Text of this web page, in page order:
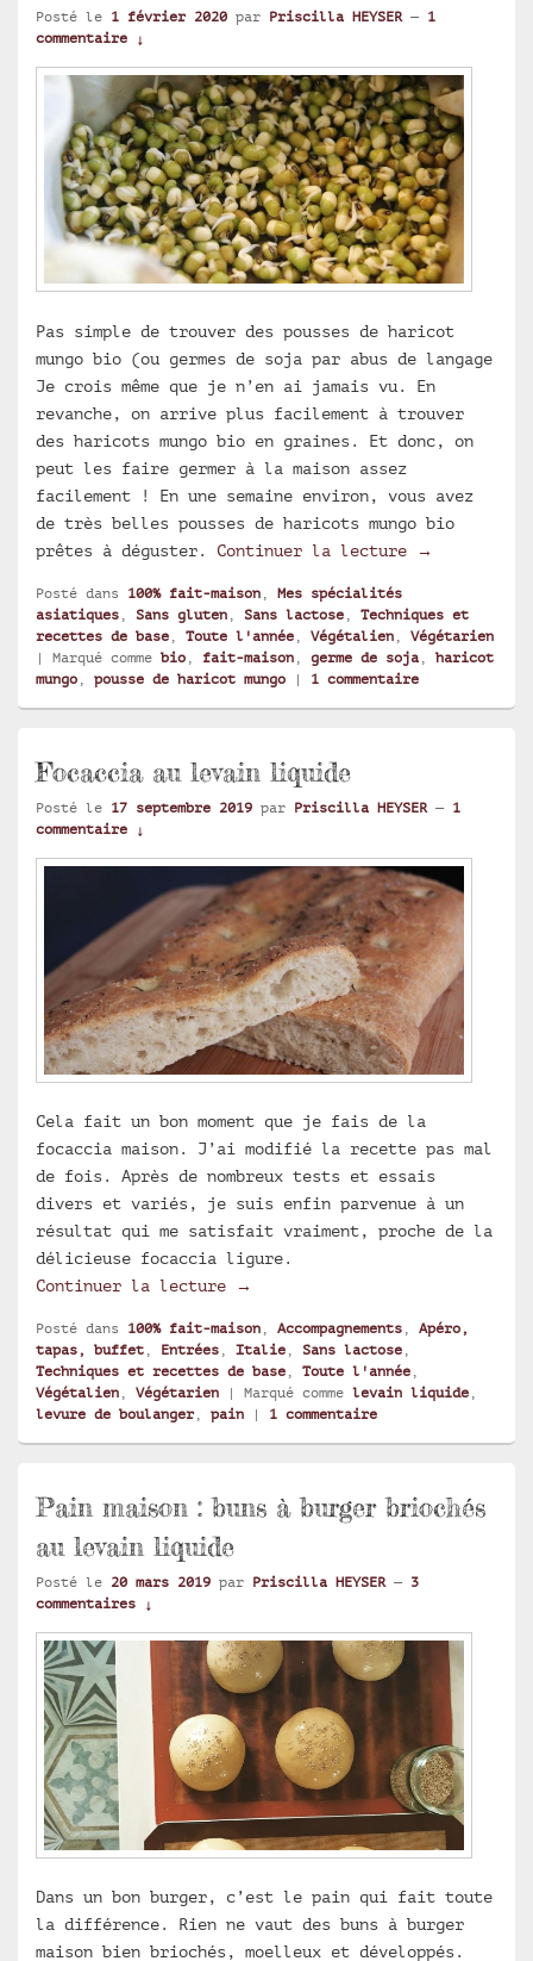
Posté le 1 février 2020 par Priscilla HEYSER — 1
commentaire ↓
Pas simple de trouver des pousses de haricot
mungo bio (ou germes de soja par abus de langage
Je crois même que je n’en ai jamais vu. En
revanche, on arrive plus facilement à trouver
des haricots mungo bio en graines. Et donc, on
peut les faire germer à la maison assez
facilement ! En une semaine environ, vous avez
de très belles pousses de haricots mungo bio
prêtes à déguster. Continuer la lecture Pousses de
→
Posté dans 100% fait-maison
Mes spécialités
asiatiques
Sans gluten Sans lactose
Techniques et
recettes de base
Toute l'année Végétalien
Végétarien
| Marqué comme bio fait-maison germe de soja
haricot
mungo
pousse de haricot mungo | 1 commentaire
Focaccia au levain liquide
Posté le 17 septembre 2019 par Priscilla HEYSER — 1
commentaire ↓
Cela fait un bon moment que je fais de la
focaccia maison. J’ai modifié la recette pas mal
de fois. Après de nombreux tests et essais
divers et variés, je suis enfin parvenue à un
résultat qui me satisfait vraiment, proche de la
délicieuse focaccia ligure.
Continuer la lecture
Focaccia au levain liquide
→
Posté dans 100% fait-maison , Accompagnements , Apéro,
tapas, buffet , Entrées , Italie , Sans lactose ,
Techniques et recettes de base , Toute l'année ,
Végétalien , Végétarien | Marqué comme levain liquide ,
levure de boulanger, pain | 1 commentaire
Pain maison : buns à burger briochés
au levain liquide
Posté le 20 mars 2019 par Priscilla HEYSER — 3
commentaires ↓
Dans un bon burger, c’est le pain qui fait toute
la différence. Rien ne vaut des buns à burger
maison bien briochés, moelleux et développés.